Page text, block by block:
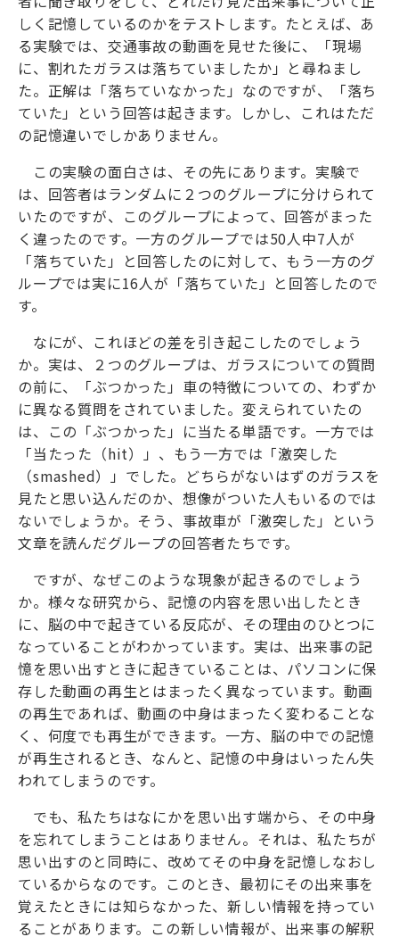
しく記憶しているのかをテストします。たとえば、あ
る実験では、交通事故の動画を見せた後に、「現場
に、割れたガラスは落ちていましたか」と尋ねまし
た。正解は「落ちていなかった」なのですが、「落ち
ていた」という回答は起きます。しかし、これはただ
の記憶違いでしかありません。
この実験の面白さは、その先にあります。実験で
は、回答者はランダムに２つのグループに分けられて
いたのですが、このグループによって、回答がまった
く違ったのです。一方のグループでは50人中7人が
「落ちていた」と回答したのに対して、もう一方のグ
ループでは実に16人が「落ちていた」と回答したので
す。
なにが、これほどの差を引き起こしたのでしょう
か。実は、２つのグループは、ガラスについての質問
の前に、「ぶつかった」車の特徴についての、わずか
に異なる質問をされていました。変えられていたの
は、この「ぶつかった」に当たる単語です。一方では
「当たった（hit）」、もう一方では「激突した
（smashed）」でした。どちらがないはずのガラスを
見たと思い込んだのか、想像がついた人もいるのでは
ないでしょうか。そう、事故車が「激突した」という
文章を読んだグループの回答者たちです。
ですが、なぜこのような現象が起きるのでしょう
か。様々な研究から、記憶の内容を思い出したとき
に、脳の中で起きている反応が、その理由のひとつに
なっていることがわかっています。実は、出来事の記
憶を思い出すときに起きていることは、パソコンに保
存した動画の再生とはまったく異なっています。動画
の再生であれば、動画の中身はまったく変わることな
く、何度でも再生ができます。一方、脳の中での記憶
が再生されるとき、なんと、記憶の中身はいったん失
われてしまうのです。
でも、私たちはなにかを思い出す端から、その中身
を忘れてしまうことはありません。それは、私たちが
思い出すのと同時に、改めてその中身を記憶しなおし
ているからなのです。このとき、最初にその出来事を
覚えたときには知らなかった、新しい情報を持ってい
ることがあります。この新しい情報が、出来事の解釈